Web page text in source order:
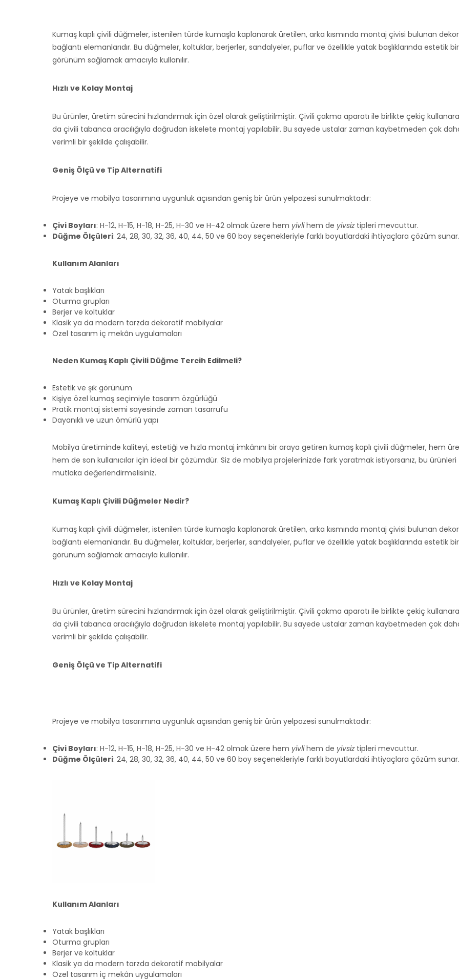
Kumaş kaplı çivili düğmeler, istenilen türde kumaşla kaplanarak üretilen, arka kısmında montaj çivisi bulunan
bağlantı elemanlarıdır. Bu düğmeler, koltuklar, berjerler, sandalyeler, puflar ve özellikle yatak başlıklarında estetik bir
görünüm sağlamak amacıyla kullanılır.
Hızlı ve Kolay Montaj
Bu ürünler, üretim sürecini hızlandırmak için özel olarak geliştirilmiştir. Çivili çakma aparatı ile birlikte çekiç
da çivili tabanca aracılığıyla doğrudan iskelete montaj yapılabilir. Bu sayede ustalar zaman kaybetmeden çok
verimli bir şekilde çalışabilir.
Geniş Ölçü ve Tip Alternatifi
Projeye ve mobilya tasarımına uygunluk açısından geniş bir ürün yelpazesi sunulmaktadır:
Çivi Boyları: H-12, H-15, H-18, H-25, H-30 ve H-42 olmak üzere hem yivlihem de yivsiztipleri mevcuttur.
Düğme Ölçüleri: 24, 28, 30, 32, 36, 40, 44, 50 ve 60 boy seçenekleriyle farklı boyutlardaki ihtiyaçlara çözüm sunar.
Kullanım Alanları
Yatak başlıkları
Oturma grupları
Berjer ve koltuklar
Klasik ya da modern tarzda dekoratif mobilyalar
Özel tasarım iç mekân uygulamaları
Neden Kumaş Kaplı Çivili Düğme Tercih Edilmeli?
Estetik ve şık görünüm
Kişiye özel kumaş seçimiyle tasarım özgürlüğü
Pratik montaj sistemi sayesinde zaman tasarrufu
Dayanıklı ve uzun ömürlü yapı
Mobilya üretiminde kaliteyi, estetiği ve hızla montaj imkânını bir araya getiren kumaş kaplı çivili düğmeler, hem
hem de son kullanıcılar için ideal bir çözümdür. Siz de mobilya projelerinizde fark yaratmak istiyorsanız, bu ürünleri
mutlaka değerlendirmelisiniz.
Kumaş Kaplı Çivili Düğmeler Nedir?
Kumaş kaplı çivili düğmeler, istenilen türde kumaşla kaplanarak üretilen, arka kısmında montaj çivisi bulunan
bağlantı elemanlarıdır. Bu düğmeler, koltuklar, berjerler, sandalyeler, puflar ve özellikle yatak başlıklarında estetik bir
görünüm sağlamak amacıyla kullanılır.
Hızlı ve Kolay Montaj
Bu ürünler, üretim sürecini hızlandırmak için özel olarak geliştirilmiştir. Çivili çakma aparatı ile birlikte çekiç
da çivili tabanca aracılığıyla doğrudan iskelete montaj yapılabilir. Bu sayede ustalar zaman kaybetmeden çok
verimli bir şekilde çalışabilir.
Geniş Ölçü ve Tip Alternatifi
Projeye ve mobilya tasarımına uygunluk açısından geniş bir ürün yelpazesi sunulmaktadır:
Çivi Boyları: H-12, H-15, H-18, H-25, H-30 ve H-42 olmak üzere hem yivlihem de yivsiztipleri mevcuttur.
Düğme Ölçüleri: 24, 28, 30, 32, 36, 40, 44, 50 ve 60 boy seçenekleriyle farklı boyutlardaki ihtiyaçlara çözüm sunar.
Kullanım Alanları
Yatak başlıkları
Oturma grupları
Berjer ve koltuklar
Klasik ya da modern tarzda dekoratif mobilyalar
Özel tasarım iç mekân uygulamaları